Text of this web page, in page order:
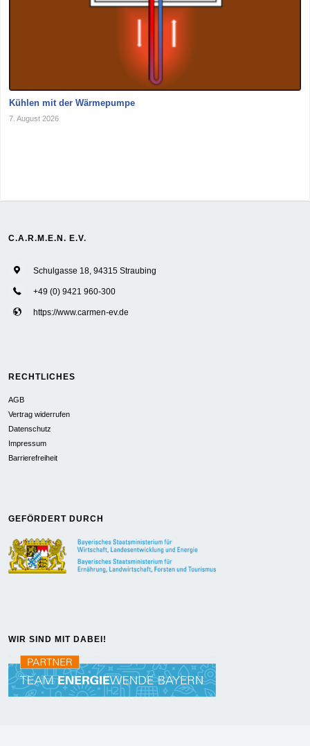
Kühlen mit der Wärmepumpe
7. August 2026
C.A.R.M.E.N. E.V.
Schulgasse 18, 94315 Straubing
+49 (0) 9421 960-300
https://www.carmen-ev.de
RECHTLICHES
AGB
Vertrag widerrufen
Datenschutz
Impressum
Barrierefreiheit
GEFÖRDERT DURCH
WIR SIND MIT DABEI!